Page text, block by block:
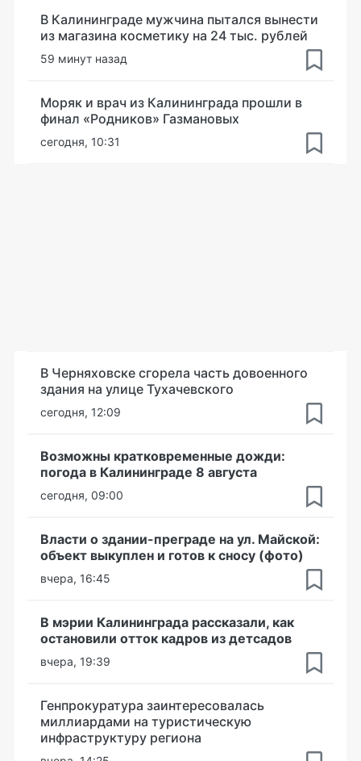
В Калининграде мужчина пытался вынести
из магазина косметику на 24 тыс. рублей
59 минут назад
Моряк и врач из Калининграда прошли в
финал «Родников» Газмановых
сегодня, 10:31
В Черняховске сгорела часть довоенного
здания на улице Тухачевского
сегодня, 12:09
Возможны кратковременные дожди:
погода в Калининграде 8 августа
сегодня, 09:00
Власти о здании-преграде на ул. Майской:
объект выкуплен и готов к сносу (фото)
вчера, 16:45
В мэрии Калининграда рассказали, как
остановили отток кадров из детсадов
вчера, 19:39
Генпрокуратура заинтересовалась
миллиардами на туристическую
инфраструктуру региона